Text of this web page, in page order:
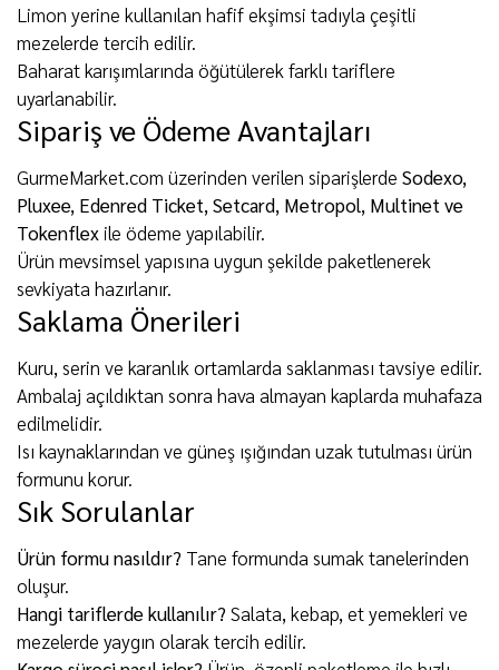
Limon yerine kullanılan hafif ekşimsi tadıyla çeşitli
mezelerde tercih edilir.
Baharat karışımlarında öğütülerek farklı tariflere
uyarlanabilir.
Sipariş ve Ödeme Avantajları
GurmeMarket.com üzerinden verilen siparişlerde Sodexo,
Pluxee, Edenred Ticket, Setcard, Metropol, Multinet ve
Tokenflex ile ödeme yapılabilir.
Ürün mevsimsel yapısına uygun şekilde paketlenerek
sevkiyata hazırlanır.
Saklama Önerileri
Kuru, serin ve karanlık ortamlarda saklanması tavsiye edilir.
Ambalaj açıldıktan sonra hava almayan kaplarda muhafaza
edilmelidir.
Isı kaynaklarından ve güneş ışığından uzak tutulması ürün
formunu korur.
Sık Sorulanlar
Ürün formu nasıldır? Tane formunda sumak tanelerinden
oluşur.
Hangi tariflerde kullanılır? Salata, kebap, et yemekleri ve
mezelerde yaygın olarak tercih edilir.